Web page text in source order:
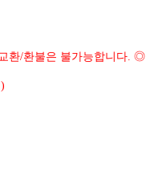
환/환불은 불가능합니다. ◎